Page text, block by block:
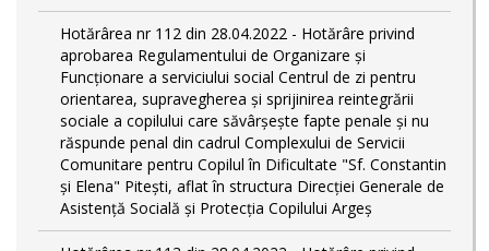
Hotărârea nr 112 din 28.04.2022 - Hotărâre privind
aprobarea Regulamentului de Organizare și
Funcționare a serviciului social Centrul de zi pentru
orientarea, supravegherea şi sprijinirea reintegrării
sociale a copilului care săvârşeşte fapte penale şi nu
răspunde penal din cadrul Complexului de Servicii
Comunitare pentru Copilul în Dificultate "Sf. Constantin
și Elena" Pitești, aflat în structura Direcției Generale de
Asistență Socială și Protecția Copilului Argeș